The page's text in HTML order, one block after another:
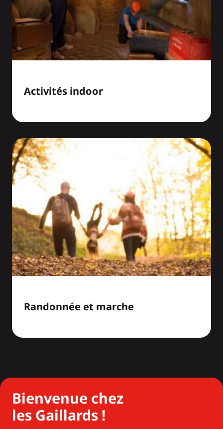
Activités indoor
Randonnée et marche
Bienvenue chez
les Gaillards !